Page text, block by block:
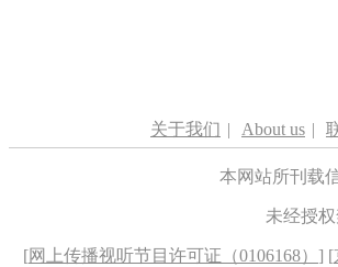
关于我们 | About us |
本网站所刊载
未经授
[网上传播视听节目许可证（0106168） ] [